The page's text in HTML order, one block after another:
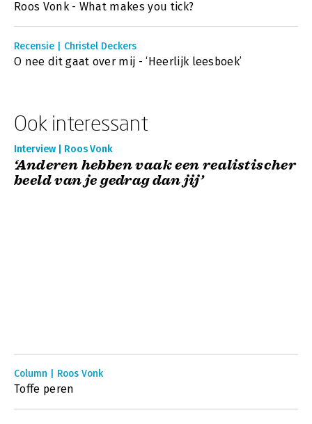
Roos Vonk - What makes you tick?
Recensie | Christel Deckers
O nee dit gaat over mij - ‘Heerlijk leesboek’
Ook interessant
Interview | Roos Vonk
‘Anderen hebben vaak een realistischer
beeld van je gedrag dan jij’
Column | Roos Vonk
Toffe peren